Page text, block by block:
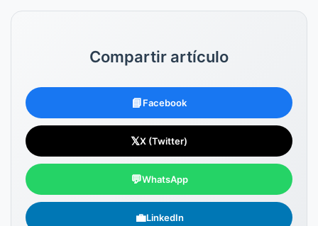
Compartir artículo
📘Facebook
𝕏X (Twitter)
💬WhatsApp
💼LinkedIn